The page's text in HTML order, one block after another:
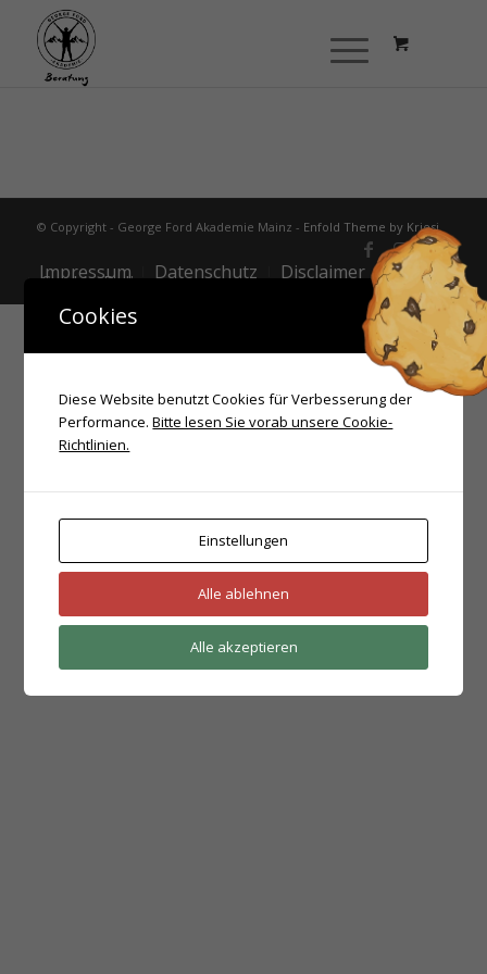
© Copyright - George Ford Akademie Mainz - Enfold Theme by Kriesi
Impressum Datenschutz Disclaimer
Cookie-Policy
Cookies
Diese Website benutzt Cookies für Verbesserung der
Performance.Bitte lesen Sie vorab unsere Cookie-
Richtlinien.
Einstellungen
Alle ablehnen
Alle akzeptieren